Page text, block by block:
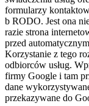
formularzy
b RODO. Jest ona
razie strona
przed
Korzystanie z tego
odbiorców usług.
firmy Google i tam
dane
przekazywane do